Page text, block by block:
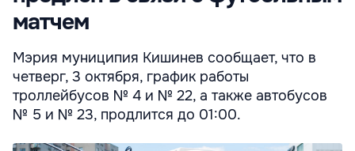
матчем
Мэрия муниципия Кишинев сообщает, что в
четверг, 3 октября, график работы
троллейбусов № 4 и № 22, а также автобусов
№ 5 и № 23, продлится до 01:00.